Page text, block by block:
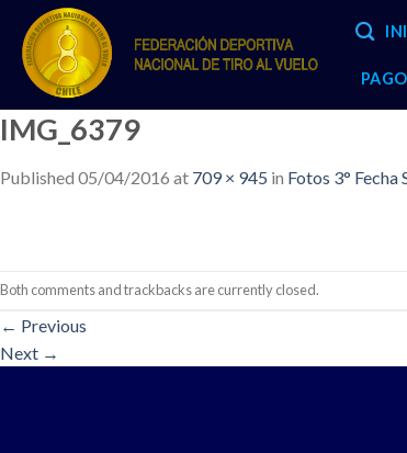
content
IMG_6379
Published 05/04/2016 at 709 × 945 in Fotos 3°
Both comments and trackbacks are currently closed.
← Previous
Next →